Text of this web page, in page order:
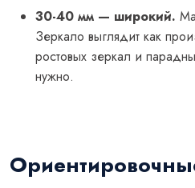
30-40 мм — широкий.
Зеркало выглядит как
ростовых зеркал и
нужно.